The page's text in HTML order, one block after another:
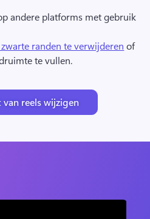
andere platforms met gebruik
randen te verwijderen of
te vullen.
reels wijzigen